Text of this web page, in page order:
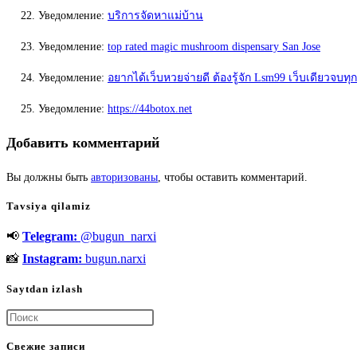
Уведомление: บริการจัดหาแม่บ้าน
Уведомление: top rated magic mushroom dispensary San Jose
Уведомление: อยากได้เว็บหวยจ่ายดี ต้องรู้จัก Lsm99 เว็บเดียวจบทุ
Уведомление: https://44botox.net
Добавить комментарий
Вы должны быть авторизованы, чтобы оставить комментарий.
Tavsiya qilamiz
📢 Telegram: @bugun_narxi
📸 Instagram: bugun.narxi
Saytdan izlash
Свежие записи